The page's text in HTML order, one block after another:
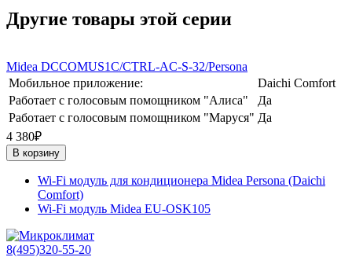
Другие товары этой серии
Midea DCCOMUS1С/CTRL-AC-S-32/Persona
Мобильное приложение:
Daichi Comfort
Работает с голосовым помощником "Алиса"
Да
Работает с голосовым помощником "Маруся" Да
4 380₽
В корзину
Wi-Fi модуль для кондиционера Midea Persona (Daichi
Comfort)
Wi-Fi модуль Midea EU-OSK105
8(495)320-55-20